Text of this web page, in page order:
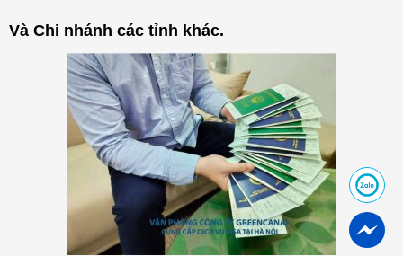
Và Chi nhánh các tỉnh khác.